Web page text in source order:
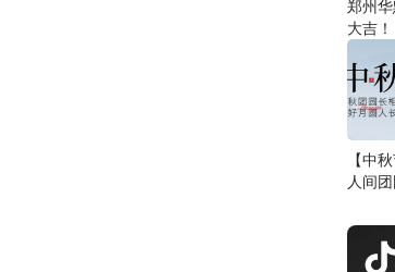
郑州
大吉！
【中
人间团